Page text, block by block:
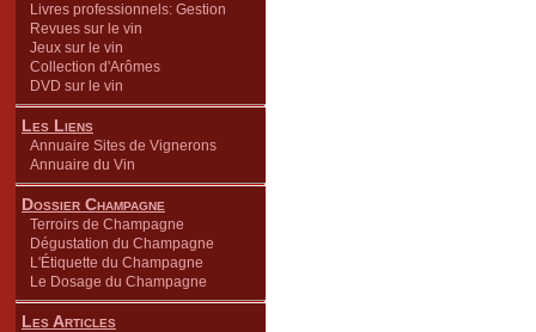
Livres professionnels: Gestion
Revues sur le vin
Jeux sur le vin
Collection d'Arômes
DVD sur le vin
Les Liens
Annuaire Sites de Vignerons
Annuaire du Vin
Dossier Champagne
Terroirs de Champagne
Dégustation du Champagne
L'Étiquette du Champagne
Le Dosage du Champagne
Les Articles